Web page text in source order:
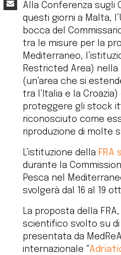
Alla Conferenza sugli
questi giorni a Malta,
bocca del
tra le misure per la
Mediterraneo,
Restricted Area) nella
(un’area che si
tra l’Italia e la Croazia)
proteggere gli stock
riconosciuto come
riproduzione di molte
L’istituzione della FRA
durante la
Pesca nel
svolgerà dal 16 al 19
La proposta della
scientifico svolto su
presentata da
internazionale “